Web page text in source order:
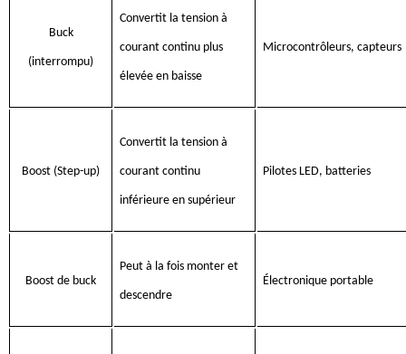
Buck
(interrompu)
Convertit la tension à
courant continu plus
élevée en baisse
Microcontrôleurs, capteurs
Boost (Step-up)
Convertit la tension à
courant continu
inférieure en supérieur
Pilotes LED, batteries
Boost de buck
Peut à la fois monter et
descendre
Électronique portable